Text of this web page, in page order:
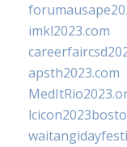
imkl2023.com
apsth2023.com